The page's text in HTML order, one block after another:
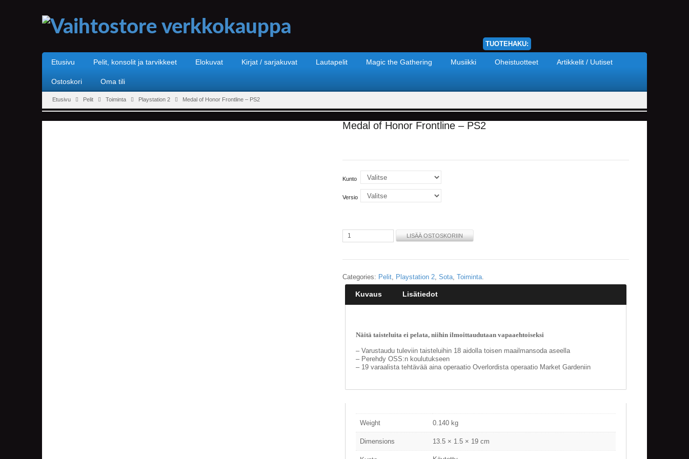
TUOTEHAKU:
Etusivu Pelit, konsolit ja tarvikkeet Elokuvat Kirjat / sarjakuvat Lautapelit Magic the Gathering Musiikki Oheistuotteet Artikkelit / Uutiset
Ostoskori Oma tili
Etusivu Pelit Toiminta Playstation 2 Medal of Honor Frontline – PS2
Medal of Honor Frontline – PS2
Kunto
Versio
LISÄÄ OSTOSKORIIN
Categories: Pelit, Playstation 2, Sota, Toiminta.
Kuvaus Lisätiedot
Näitä taisteluita ei pelata, niihin ilmoittaudutaan vapaaehtoiseksi
– Varustaudu tuleviin taisteluihin 18 aidolla toisen maailmansoda aseella
– Perehdy OSS:n koulutukseen
– 19 varaalista tehtävää aina operaatio Overlordista operaatio Market Gardeniin
Weight 0.140 kg
Dimensions 13.5 × 1.5 × 19 cm